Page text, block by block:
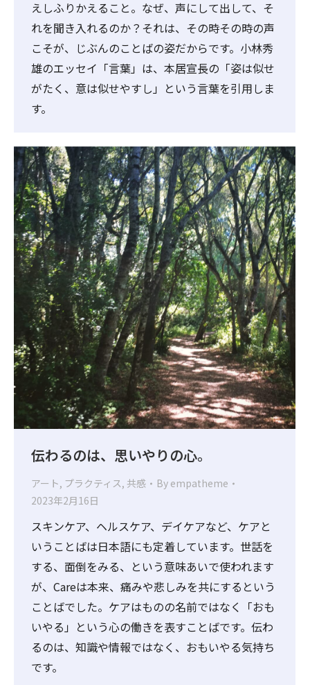
えしふりかえること。なぜ、声にして出して、そ
れを聞き入れるのか？それは、その時その時の声
こそが、じぶんのことばの姿だからです。小林秀
雄のエッセイ「言葉」は、本居宣長の「姿は似せ
がたく、意は似せやすし」という言葉を引用しま
す。
伝わるのは、思いやりの心。
アート, プラクティス, 共感 By empatheme
2023年2月16日
スキンケア、ヘルスケア、デイケアなど、ケアと
いうことばは日本語にも定着しています。世話を
する、面倒をみる、という意味あいで使われます
が、Careは本来、痛みや悲しみを共にするという
ことばでした。ケアはものの名前ではなく「おも
いやる」という心の働きを表すことばです。伝わ
るのは、知識や情報ではなく、おもいやる気持ち
です。